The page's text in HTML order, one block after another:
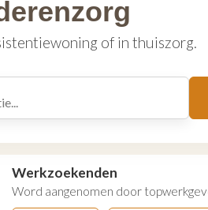
of in thuiszorg.
Werkzoekenden
Word aangenomen door